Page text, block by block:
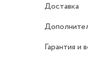
Доставка
Гарантия и